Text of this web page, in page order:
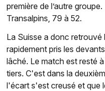
première de l’autre
Transalpins, 79 à 52.
La Suisse a donc
rapidement pris les
lâché. Le match est resté
tiers. C'est dans la
l'écart s'est creusé et que